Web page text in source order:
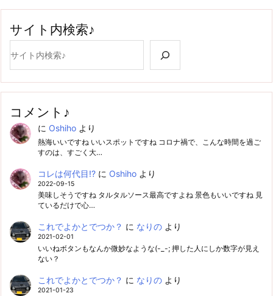
サイト内検索♪
コメント♪
に Oshihoより
熱海いいですね いいスポットですね コロナ禍で、こんな時間を過ご
すのは、すごく大…
コレは何代目!?に Oshihoより
2022-09-15
美味しそうですね タルタルソース最高ですよね 景色もいいですね 見
ているだけで心…
これでよかとでつか？ に なりのより
2021-02-01
いいねボタンもなんか微妙なような(-_-; 押した人にしか数字が見え
ない？
これでよかとでつか？ に なりのより
2021-01-23